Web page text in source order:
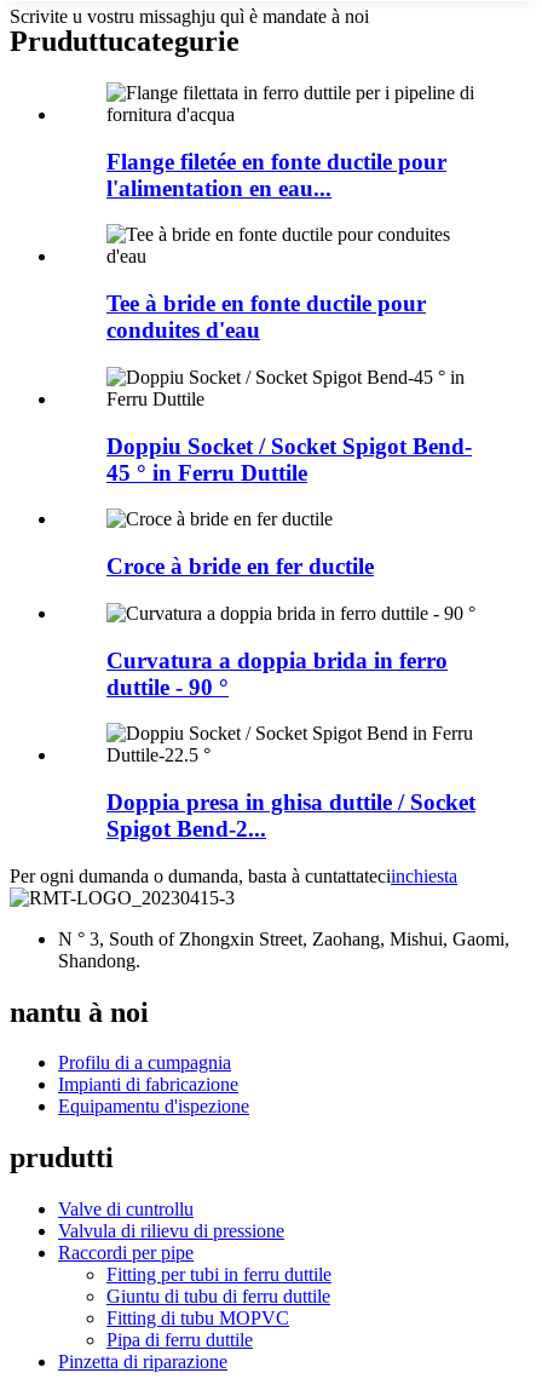
Scrivite u vostru missaghju quì è mandate à noi
Pruduttucategurie
Flange filetée en fonte ductile pour
l'alimentation en eau...
Tee à bride en fonte ductile pour
conduites d'eau
Doppiu Socket / Socket Spigot Bend-
45 ° in Ferru Duttile
Croce à bride en fer ductile
Curvatura a doppia brida in ferro
duttile - 90 °
Doppia presa in ghisa duttile / Socket
Spigot Bend-2...
Per ogni dumanda o dumanda, basta à cuntattateciinchiesta
N ° 3, South of Zhongxin Street, Zaohang, Mishui, Gaomi,
Shandong.
nantu à noi
Profilu di a cumpagnia
Impianti di fabricazione
Equipamentu d'ispezione
prudutti
Valve di cuntrollu
Valvula di rilievu di pressione
Raccordi per pipe
Fitting per tubi in ferru duttile
Giuntu di tubu di ferru duttile
Fitting di tubu MOPVC
Pipa di ferru duttile
Pinzetta di riparazione